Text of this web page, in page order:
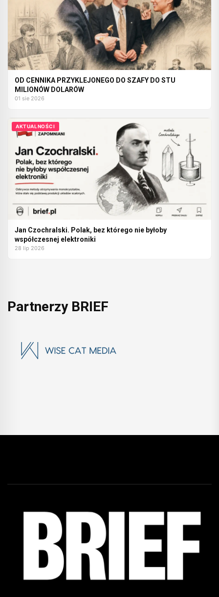
OD CENNIKA PRZYKLEJONEGO DO SZAFY DO STU
MILIONÓW DOLARÓW
01 sie 2026
AKTUALNOŚCI
Jan Czochralski. Polak, bez którego nie byłoby
współczesnej elektroniki
28 lip 2026
Partnerzy BRIEF